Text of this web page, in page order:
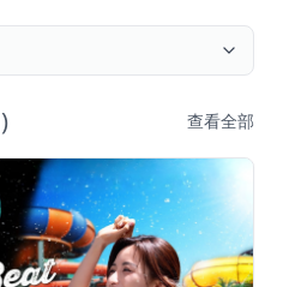
) 查看全部